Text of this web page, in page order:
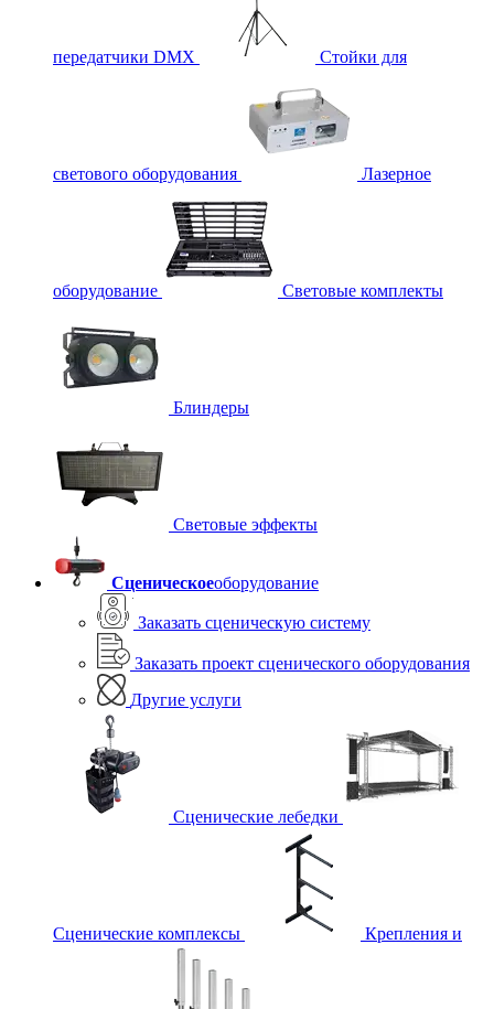
передатчики DMX Стойки для
светового оборудования Лазерное
оборудование Световые комплекты
Блиндеры
Световые эффекты
Сценическоеоборудование
Заказать сценическую систему
Заказать проект сценического оборудования
Другие услуги
Сценические лебедки
Сценические комплексы Крепления и